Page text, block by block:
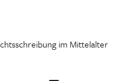
im Mittelalter